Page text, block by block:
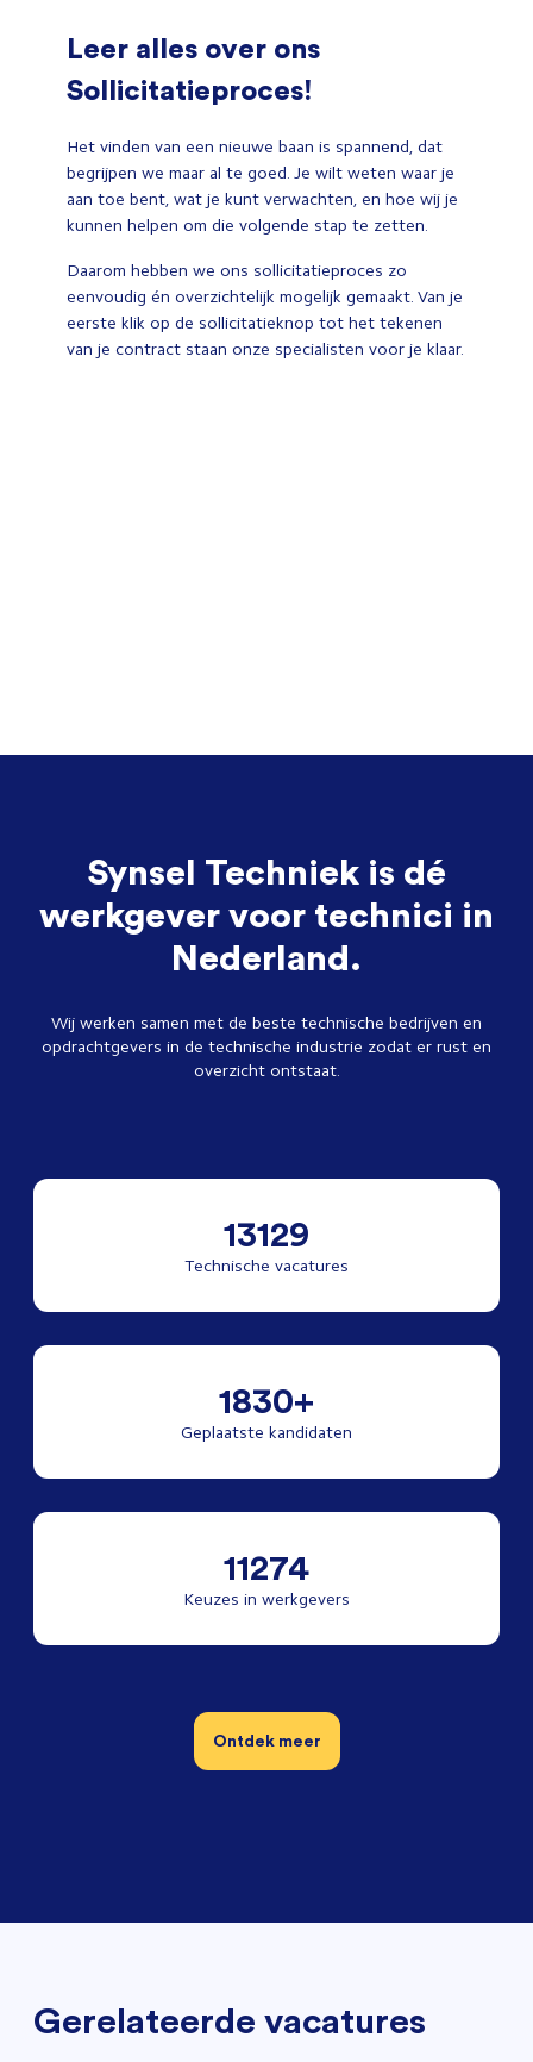
Leer alles over ons
Sollicitatieproces!
Het vinden van een nieuwe baan is spannend, dat
begrijpen we maar al te goed. Je wilt weten waar je
aan toe bent, wat je kunt verwachten, en hoe wij je
kunnen helpen om die volgende stap te zetten.
Daarom hebben we ons sollicitatieproces zo
eenvoudig én overzichtelijk mogelijk gemaakt. Van je
eerste klik op de sollicitatieknop tot het tekenen
van je contract staan onze specialisten voor je klaar.
Synsel Techniek is dé
werkgever voor technici in
Nederland.
Wij werken samen met de beste technische bedrijven en
opdrachtgevers in de technische industrie zodat er rust en
overzicht ontstaat.
13129
Technische vacatures
1830+
Geplaatste kandidaten
11274
Keuzes in werkgevers
Ontdek meer
Gerelateerde vacatures